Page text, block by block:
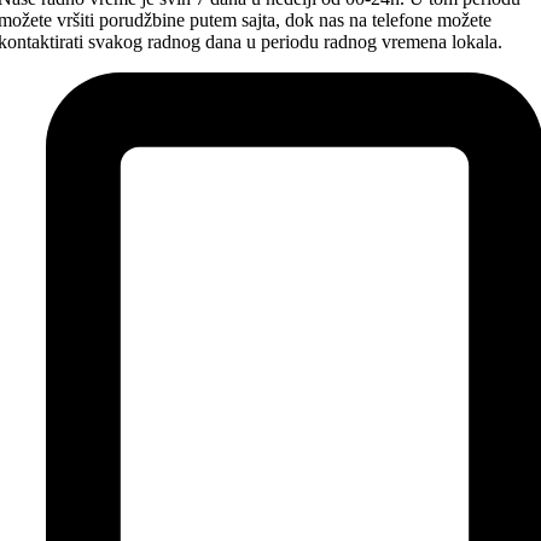
vršiti porudžbine putem sajta, dok nas na telefone možete
svakog radnog dana u periodu radnog vremena lokala.